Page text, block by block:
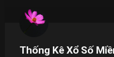
Thống Kê Xổ Số